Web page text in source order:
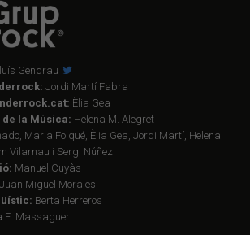
Gendrau
Jordi Martí Fabra
Èlia Gea
la Música: Helena M. Alegret
Maria Folqué, Èlia Gea, Jordi Martí, Helena
Vilarnau i Sergi Núñez
Manuel Cuyàs
Juan Miguel Morales
Berta Herreros
E. Massaguer